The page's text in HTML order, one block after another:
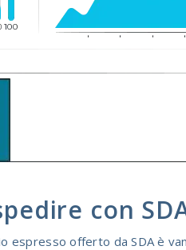
con
espresso offerto da SDA è